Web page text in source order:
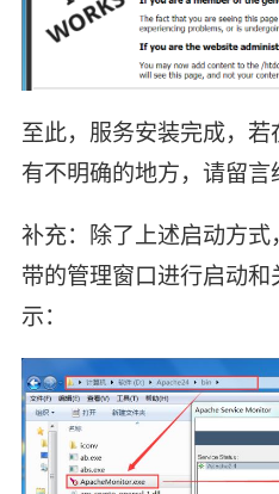
至此，服务安装完成，
有不明确的地方，请留言
补充：除了上述启动方
带的管理窗口进行启动
示：